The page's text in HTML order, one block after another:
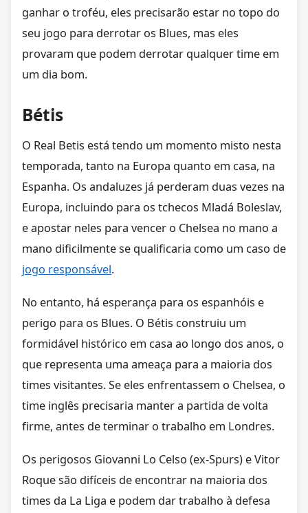
ganhar o troféu, eles precisarão estar no topo do
seu jogo para derrotar os Blues, mas eles
provaram que podem derrotar qualquer time em
um dia bom.
Bétis
O Real Betis está tendo um momento misto nesta
temporada, tanto na Europa quanto em casa, na
Espanha. Os andaluzes já perderam duas vezes na
Europa, incluindo para os tchecos Mladá Boleslav,
e apostar neles para vencer o Chelsea no mano a
mano dificilmente se qualificaria como um caso de
jogo responsável.
No entanto, há esperança para os espanhóis e
perigo para os Blues. O Bétis construiu um
formidável histórico em casa ao longo dos anos, o
que representa uma ameaça para a maioria dos
times visitantes. Se eles enfrentassem o Chelsea, o
time inglês precisaria manter a partida de volta
firme, antes de terminar o trabalho em Londres.
Os perigosos Giovanni Lo Celso (ex-Spurs) e Vitor
Roque são difíceis de encontrar na maioria dos
times da La Liga e podem dar trabalho à defesa